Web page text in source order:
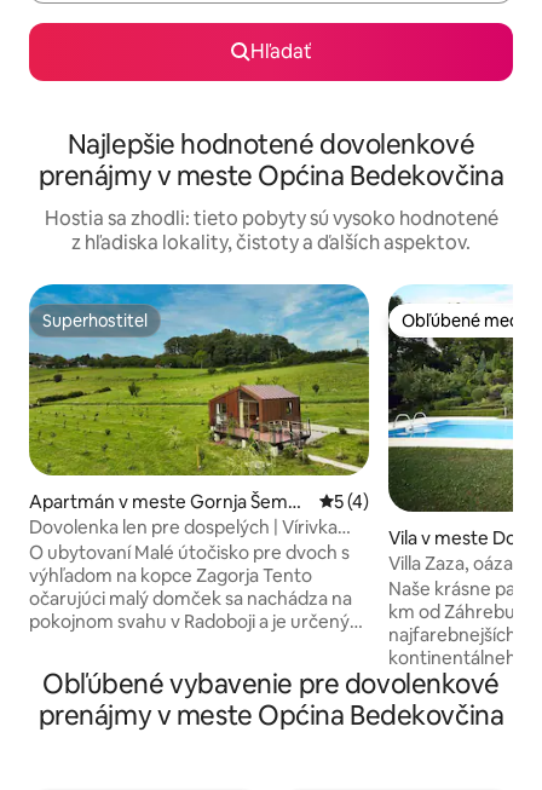
Hľadať
Najlepšie hodnotené dovolenkové
prenájmy v meste Općina Bedekovčina
Hostia sa zhodli: tieto pobyty sú vysoko hodnotené
z hľadiska lokality, čistoty a ďalších aspektov.
Superhostiteľ
Superhostiteľ
Apartmán v meste Gornja Šemni
ca
Priemerné ohodnotenie 5
5 (4)
Dovolenka len pre dospelých | Vírivka
pod hviezdami
O ubytovaní Malé útočisko pre dvoch s
výhľadom na kopce Zagorja Tento
očarujúci malý domček sa nachádza na
pokojnom svahu v Radoboji a je určený
života. Obklopený zelenými kopcami a s
otvoreným výhľadom na krajinu
chorvátskeho Záhoria ponúka ideálne
prostredie na relaxačný pobyt pre dvoch
Obľúbené medzi
Obľúbené medzi
Vila v meste
Villa Zaza, oáza
Naše krásne panstvo
km od Záhrebu, v
najfarebnejších
kontinentálneho
na nádhernom
000 m2 a je plný
stromov a
Obľúbené vybavenie pre dovolenkové
prenájmy v meste Općina Bedekovčina